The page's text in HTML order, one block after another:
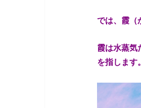
では、霞（
霞は水蒸気
を指します。